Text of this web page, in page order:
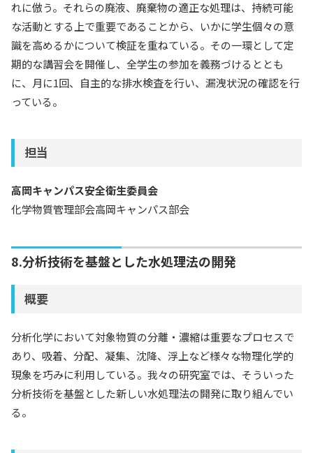
れに倣う。それらの廃液、廃棄物の適正な処理は、持続可能
な活動とする上で重要であることから、いかに学生個々の意
識を高めるかについて検証を重ねている。その一環として定
期的な講習会を開催し、全学生の参加を義務づけるととも
に、月に1回、自主的な排水検査を行い、漏洩状況の確認を行
っている。
担当
高岡キャンパス安全衛生委員会
化学物質管理部会高岡キャンパス部会
8.分析技術を基盤とした水処理法の開発
概要
分析化学において対象物質の分離・濃縮は重要なプロセスで
あり、吸着、分配、凝集、沈降、浮上など様々な物理化学的
現象を巧みに利用している。我々の研究室では、そういった
分析技術を基盤とした新しい水処理法の開発に取り組んでい
る。